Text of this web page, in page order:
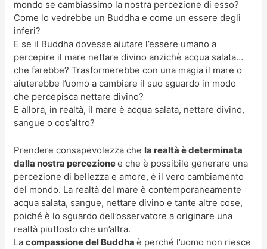
mondo se cambiassimo la nostra percezione di esso?
Come lo vedrebbe un Buddha e come un essere degli
inferi?
E se il Buddha dovesse aiutare l’essere umano a
percepire il mare nettare divino anzichè acqua salata…
che farebbe? Trasformerebbe con una magia il mare o
aiuterebbe l’uomo a cambiare il suo sguardo in modo
che percepisca nettare divino?
E allora, in realtà, il mare è acqua salata, nettare divino,
sangue o cos’altro?
Prendere consapevolezza che la realtà è determinata
dalla nostra percezionee che è possibile generare una
percezione di bellezza e amore, è il vero cambiamento
del mondo. La realtà del mare è contemporaneamente
acqua salata, sangue, nettare divino e tante altre cose,
poiché è lo sguardo dell’osservatore a originare una
realtà piuttosto che un’altra.
Lacompassione del Buddhaè perché l’uomo non riesce